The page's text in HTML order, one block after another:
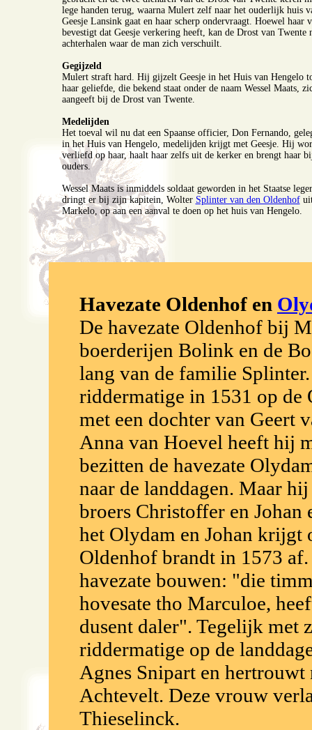
lege handen terug, waarna Mulert zelf naar het ouderlijk huis
Geesje Lansink gaat en haar scherp ondervraagt. Hoewel haar
bevestigt dat Geesje verkering heeft, kan de Drost van Twente
achterhalen waar de man zich verschuilt.
Gegijzeld
Mulert straft hard. Hij gijzelt Geesje in het Huis van Hengelo
haar geliefde, die bekend staat onder de naam Wessel Maats,
aangeeft bij de Drost van Twente.
Medelijden
Het toeval wil nu dat een Spaanse officier, Don Fernando,
in het Huis van Hengelo, medelijden krijgt met Geesje. Hij
verliefd op haar, haalt haar zelfs uit de kerker en brengt haar
ouders.
Wessel Maats is inmiddels soldaat geworden in het Staatse
dringt er bij zijn kapitein, Wolter Splinter van den Oldenhof
Markelo, op aan een aanval te doen op het huis van Hengelo.
Havezate Oldenhof en
De havezate Oldenhof bij
boerderijen Bolink en de
lang van de familie
riddermatige in 1531 op
met een dochter van Geert
Anna van Hoevel heeft hij
bezitten de havezate
naar de landdagen. Maar
broers Christoffer en
het Olydam en Johan krijgt
Oldenhof brandt in 1573
havezate bouwen: "die
hovesate tho Marculoe,
dusent daler". Tegelijk met
riddermatige op de
Agnes Snipart en
Achtevelt. Deze vrouw
Thieselinck.